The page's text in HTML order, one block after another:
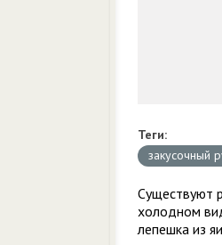
Теги:
закусочный
Существуют
холодном
лепешка из